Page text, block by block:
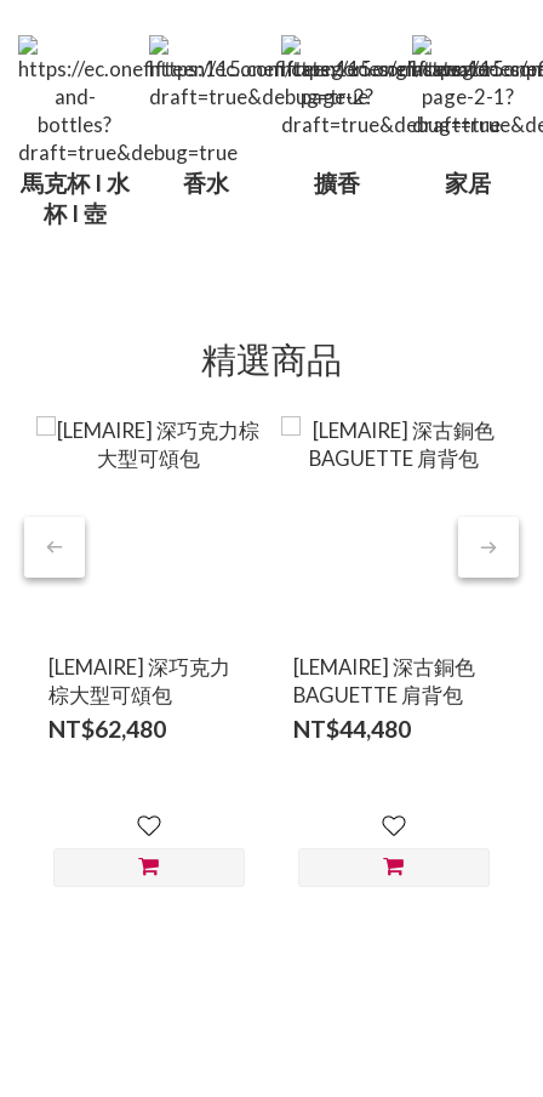
馬克杯 I 水
杯 I 壺
香水 擴香 家居
精選商品
[LEMAIRE] 深巧克力
棕大型可頌包
NT$62,480
[LEMAIRE] 深古銅色
BAGUETTE 肩背包
NT$44,480